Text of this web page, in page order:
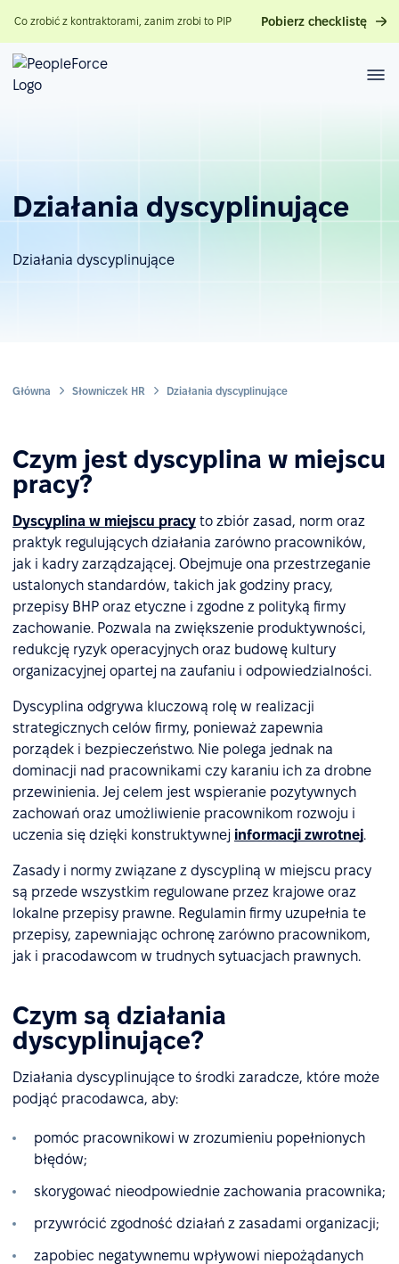
Co zrobić z kontraktorami, zanim zrobi to PIP Pobierz checklistę
Działania dyscyplinujące
Działania dyscyplinujące
Główna Słowniczek HR Działania dyscyplinujące
Czym jest dyscyplina w miejscu
pracy?
Dyscyplina w miejscu pracy to zbiór zasad, norm oraz
praktyk regulujących działania zarówno pracowników,
jak i kadry zarządzającej. Obejmuje ona przestrzeganie
ustalonych standardów, takich jak godziny pracy,
przepisy BHP oraz etyczne i zgodne z polityką firmy
zachowanie. Pozwala na zwiększenie produktywności,
redukcję ryzyk operacyjnych oraz budowę kultury
organizacyjnej opartej na zaufaniu i odpowiedzialności.
Dyscyplina odgrywa kluczową rolę w realizacji
strategicznych celów firmy, ponieważ zapewnia
porządek i bezpieczeństwo. Nie polega jednak na
dominacji nad pracownikami czy karaniu ich za drobne
przewinienia. Jej celem jest wspieranie pozytywnych
zachowań oraz umożliwienie pracownikom rozwoju i
uczenia się dzięki konstruktywnej informacji zwrotnej.
Zasady i normy związane z dyscypliną w miejscu pracy
są przede wszystkim regulowane przez krajowe oraz
lokalne przepisy prawne. Regulamin firmy uzupełnia te
przepisy, zapewniając ochronę zarówno pracownikom,
jak i pracodawcom w trudnych sytuacjach prawnych.
Czym są działania
dyscyplinujące?
Działania dyscyplinujące to środki zaradcze, które może
podjąć pracodawca, aby:
pomóc pracownikowi w zrozumieniu popełnionych
błędów;
skorygować nieodpowiednie zachowania pracownika;
przywrócić zgodność działań z zasadami organizacji;
zapobiec negatywnemu wpływowi niepożądanych